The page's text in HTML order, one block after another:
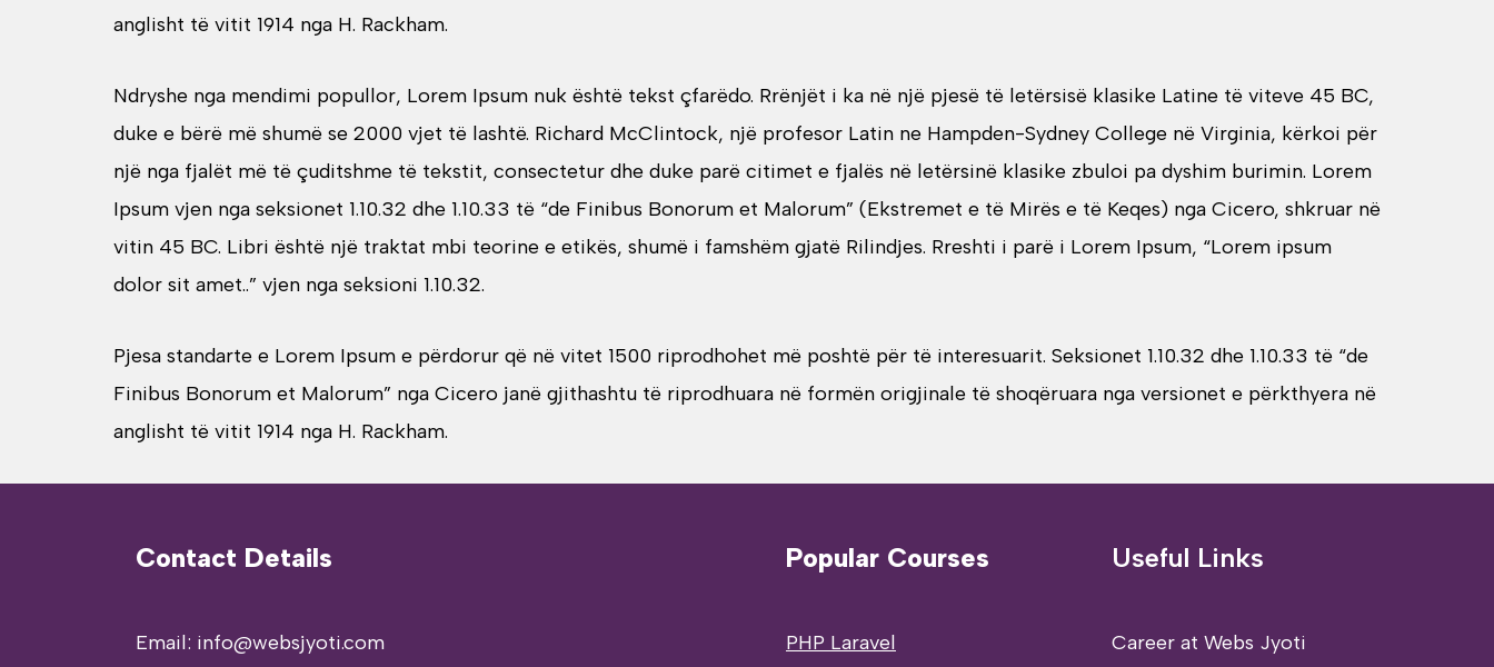
anglisht të vitit 1914 nga H. Rackham.
Ndryshe nga mendimi popullor, Lorem Ipsum nuk është tekst çfarëdo. Rrënjët i ka në një pjesë të letërsisë klasike Latine të viteve 45 BC,
duke e bërë më shumë se 2000 vjet të lashtë. Richard McClintock, një profesor Latin ne Hampden-Sydney College në Virginia, kërkoi për
një nga fjalët më të çuditshme të tekstit, consectetur dhe duke parë citimet e fjalës në letërsinë klasike zbuloi pa dyshim burimin. Lorem
Ipsum vjen nga seksionet 1.10.32 dhe 1.10.33 të “de Finibus Bonorum et Malorum” (Ekstremet e të Mirës e të Keqes) nga Cicero, shkruar në
vitin 45 BC. Libri është një traktat mbi teorine e etikës, shumë i famshëm gjatë Rilindjes. Rreshti i parë i Lorem Ipsum, “Lorem ipsum
dolor sit amet..” vjen nga seksioni 1.10.32.
Pjesa standarte e Lorem Ipsum e përdorur që në vitet 1500 riprodhohet më poshtë për të interesuarit. Seksionet 1.10.32 dhe 1.10.33 të “de
Finibus Bonorum et Malorum” nga Cicero janë gjithashtu të riprodhuara në formën origjinale të shoqëruara nga versionet e përkthyera në
anglisht të vitit 1914 nga H. Rackham.
Contact Details
Email: info@websjyoti.com
Popular Courses
PHP Laravel
Useful Links
Career at Webs Jyoti